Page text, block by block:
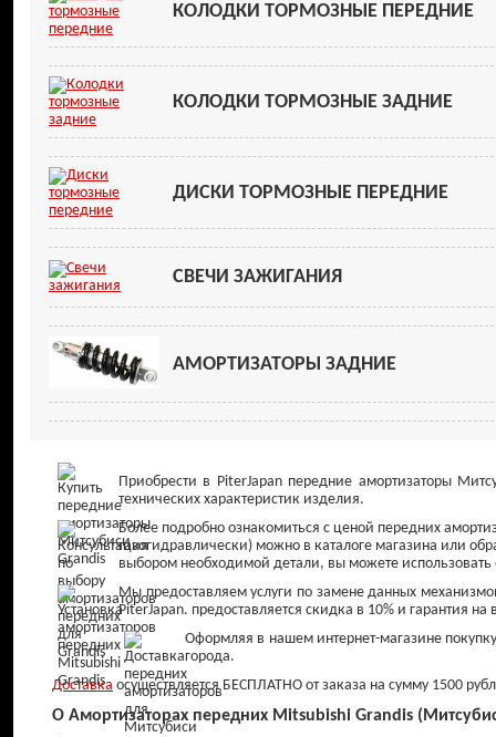
КОЛОДКИ ТОРМОЗНЫЕ ПЕРЕДНИЕ
КОЛОДКИ ТОРМОЗНЫЕ ЗАДНИЕ
ДИСКИ ТОРМОЗНЫЕ ПЕРЕДНИЕ
СВЕЧИ ЗАЖИГАНИЯ
АМОРТИЗАТОРЫ ЗАДНИЕ
Приобрести в PiterJapan передние амортизаторы
технических характеристик изделия.
Более подробно ознакомиться с ценой передних
газогидравлически) можно в каталоге магазина или
выбором необходимой детали, вы можете использовать
Мы предоставляем услуги по замене данных
PiterJapan. предоставляется скидка в 10% и гарантия
Оформляя в нашем интернет-магазине
города.
Доставка осуществляется БЕСПЛАТНО от заказа на сумму 1500
О Амортизаторах передних Mitsubishi Grandis